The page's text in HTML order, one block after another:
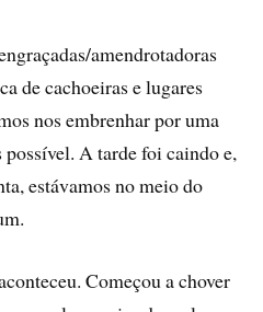
amendrotadoras
de cachoeiras e lugares
nos embrenhar por uma
possí­vel. A tarde foi caindo e,
estávamos no meio do
Começou a chover